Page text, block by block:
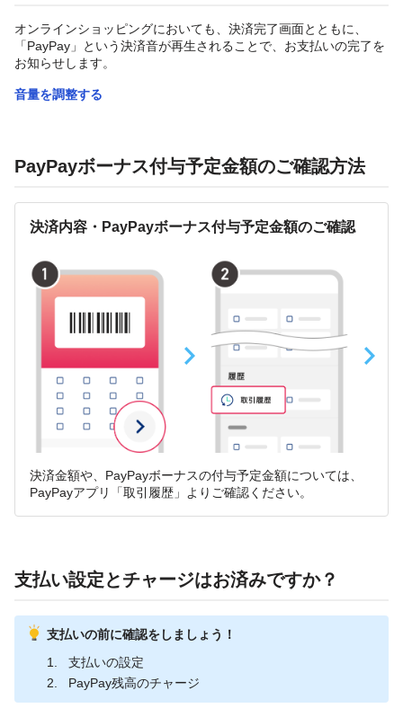
オンラインショッピングにおいても、決済完了画面とともに、
「PayPay」という決済音が再生されることで、お支払いの完了を
お知らせします。
音量を調整する
PayPayボーナス付与予定金額のご確認方法
決済内容・PayPayボーナス付与予定金額のご確認
決済金額や、PayPayボーナスの付与予定金額については、
PayPayアプリ「取引履歴」よりご確認ください。
支払い設定とチャージはお済みですか？
支払いの前に確認をしましょう！
支払いの設定
PayPay残高のチャージ